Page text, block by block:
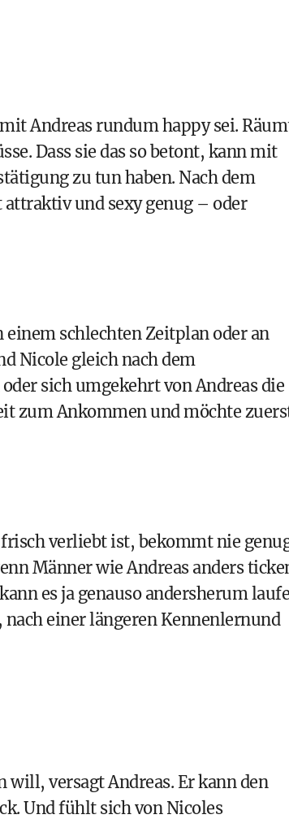
Andreas rundum happy sei.
Dass sie das so betont, kann mit
zu tun haben. Nach dem
und sexy genug – oder
schlechten Zeitplan oder an
Nicole gleich nach dem
sich umgekehrt von Andreas die
zum Ankommen und möchte
frisch verliebt ist, bekommt nie
Männer wie Andreas anders
es ja genauso andersherum
einer längeren Kennenlernund
will, versagt Andreas. Er kann den
Und fühlt sich von Nicoles